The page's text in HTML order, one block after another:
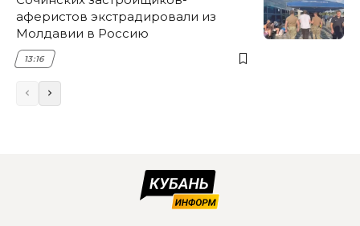
аферистов экстрадировали из
Молдавии в Россию
13:16